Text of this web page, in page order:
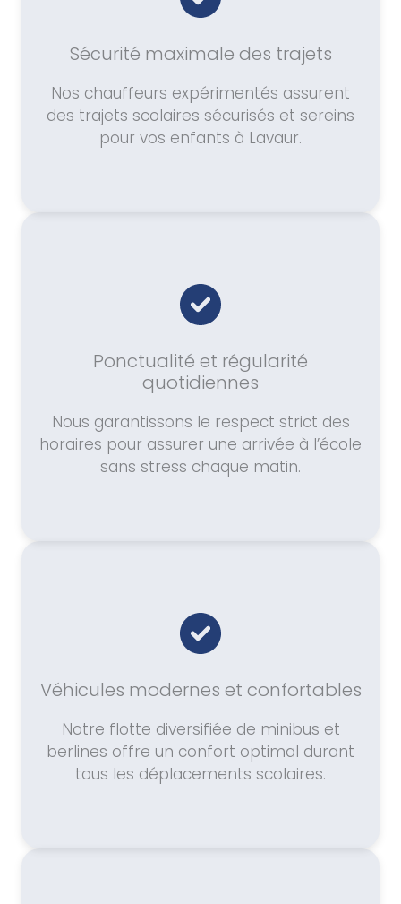
Sécurité maximale des trajets
Nos chauffeurs expérimentés assurent
des trajets scolaires sécurisés et sereins
pour vos enfants à Lavaur.
Ponctualité et régularité
quotidiennes
Nous garantissons le respect strict des
horaires pour assurer une arrivée à l’école
sans stress chaque matin.
Véhicules modernes et confortables
Notre flotte diversifiée de minibus et
berlines offre un confort optimal durant
tous les déplacements scolaires.